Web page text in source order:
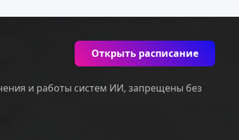
Открыть расписание
и работы систем ИИ, запрещены без